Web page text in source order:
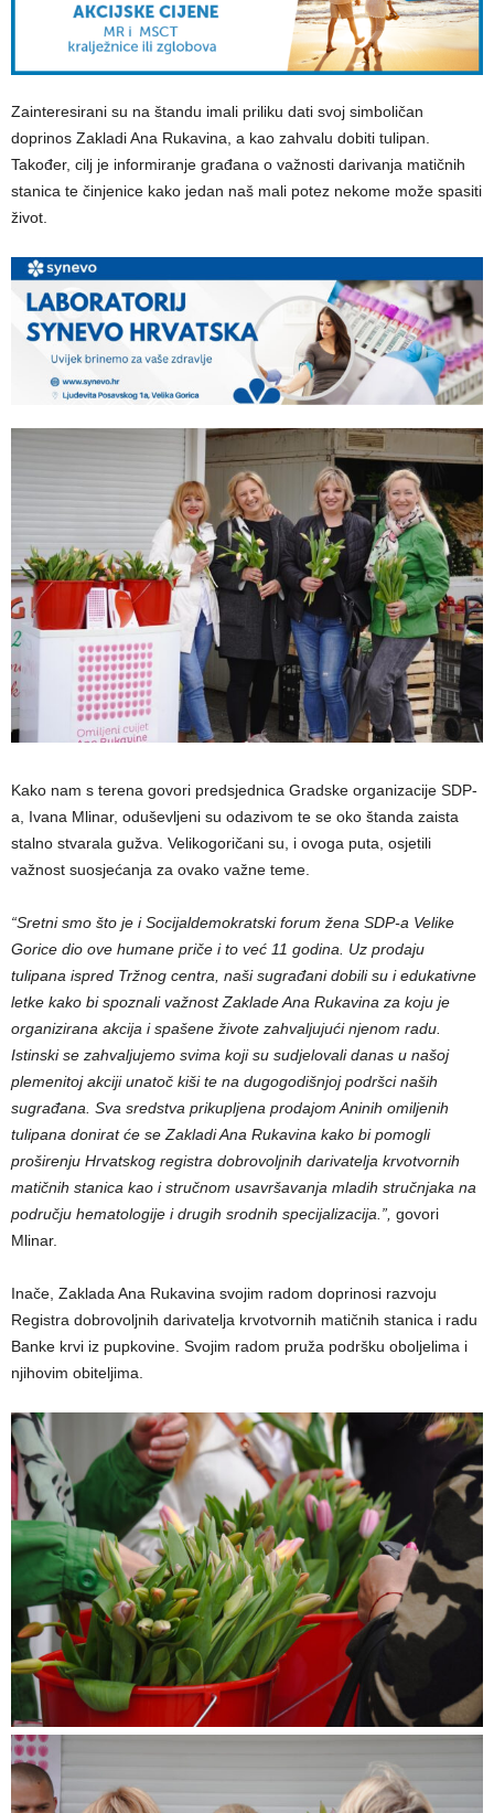
Zainteresirani su na štandu imali priliku dati svoj simboličan
doprinos Zakladi Ana Rukavina, a kao zahvalu dobiti tulipan.
Također, cilj je informiranje građana o važnosti darivanja matičnih
stanica te činjenice kako jedan naš mali potez nekome može spasiti
život.
Kako nam s terena govori predsjednica Gradske organizacije SDP-
a, Ivana Mlinar, oduševljeni su odazivom te se oko štanda zaista
stalno stvarala gužva. Velikogoričani su, i ovoga puta, osjetili
važnost suosjećanja za ovako važne teme.
“Sretni smo što je i Socijaldemokratski forum žena SDP-a Velike
Gorice dio ove humane priče i to već 11 godina. Uz prodaju
tulipana ispred Tržnog centra, naši sugrađani dobili su i edukativne
letke kako bi spoznali važnost Zaklade Ana Rukavina za koju je
organizirana akcija i spašene živote zahvaljujući njenom radu.
Istinski se zahvaljujemo svima koji su sudjelovali danas u našoj
plemenitoj akciji unatoč kiši te na dugogodišnjoj podršci naših
sugrađana. Sva sredstva prikupljena prodajom Aninih omiljenih
tulipana donirat će se Zakladi Ana Rukavina kako bi pomogli
proširenju Hrvatskog registra dobrovoljnih darivatelja krvotvornih
matičnih stanica kao i stručnom usavršavanja mladih stručnjaka na
području hematologije i drugih srodnih specijalizacija.”, govori
Mlinar.
Inače, Zaklada Ana Rukavina svojim radom doprinosi razvoju
Registra dobrovoljnih darivatelja krvotvornih matičnih stanica i radu
Banke krvi iz pupkovine. Svojim radom pruža podršku oboljelima i
njihovim obiteljima.